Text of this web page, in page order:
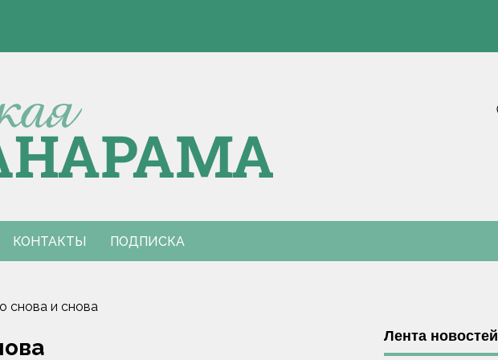
по пятиборью
с КАМАЗом
по пятиборью
с КАМАЗом
КОНТАКТЫ ПОДПИСКА
снова и снова
Лента новостей